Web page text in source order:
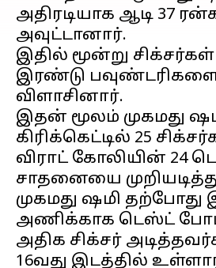
அதிரடியாக ஆடி 37
அவுட்டானார்.
இதில் மூன்று
இரண்டு
விளாசினார்.
இதன் மூலம் முகமது
கிரிக்கெட்டில் 25
விராட் கோலியின் 24
சாதனையை
முகமது ஷமி தற்போது
அணிக்காக டெஸ்ட்
அதிக சிக்சர்